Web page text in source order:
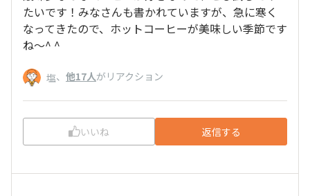
たいです！みなさんも書かれていますが、急に寒く
なってきたので、ホットコーヒーが美味しい季節です
ね〜^ ^
塩、 他17人がリアクション
いいね 返信する